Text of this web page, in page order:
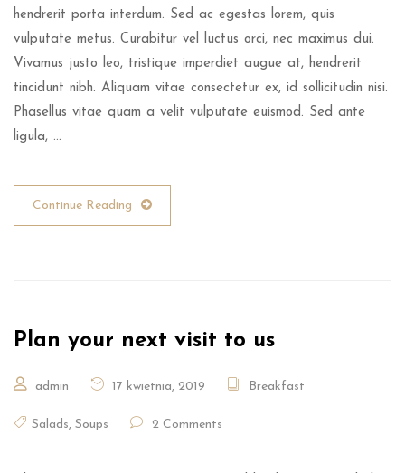
hendrerit porta interdum. Sed ac egestas lorem, quis
vulputate metus. Curabitur vel luctus orci, nec maximus dui.
Vivamus justo leo, tristique imperdiet augue at, hendrerit
tincidunt nibh. Aliquam vitae consectetur ex, id sollicitudin nisi.
Phasellus vitae quam a velit vulputate euismod. Sed ante
ligula, …
Continue Reading
Plan your next visit to us
admin 17 kwietnia, 2019 Breakfast
Salads, Soups 2 Comments